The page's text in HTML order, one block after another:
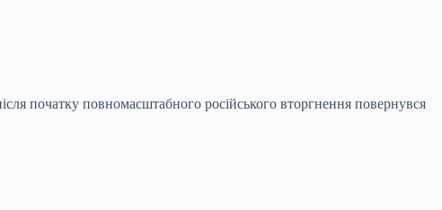
початку повномасштабного російського вторгнення повернувся